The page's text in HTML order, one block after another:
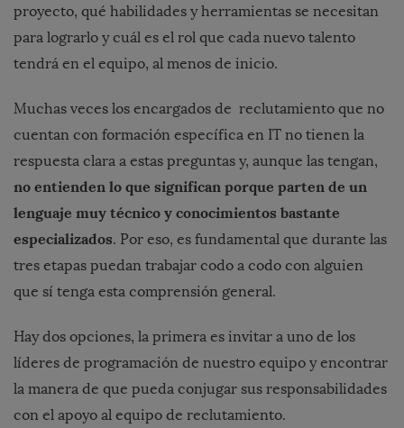
proyecto, qué habilidades y herramientas se necesitan
para lograrlo y cuál es el rol que cada nuevo talento
tendrá en el equipo, al menos de inicio.
Muchas veces los encargados de reclutamiento que no
cuentan con formación específica en IT no tienen la
respuesta clara a estas preguntas y, aunque las tengan,
no entienden lo que significan porque parten de un
lenguaje muy técnico y conocimientos bastante
especializados. Por eso, es fundamental que durante las
tres etapas puedan trabajar codo a codo con alguien
que sí tenga esta comprensión general.
Hay dos opciones, la primera es invitar a uno de los
líderes de programación de nuestro equipo y encontrar
la manera de que pueda conjugar sus responsabilidades
con el apoyo al equipo de reclutamiento.